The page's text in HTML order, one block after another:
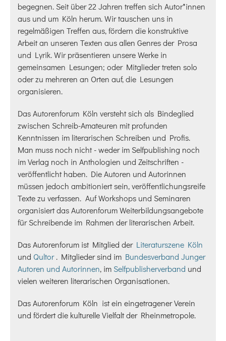
begegnen. Seit über 22 Jahren treffen sich Autor*innen
aus und um Köln herum. Wir tauschen uns in
regelmäßigen Treffen aus, fördern die konstruktive
Arbeit an unseren Texten aus allen Genres der Prosa
und Lyrik. Wir präsentieren unsere Werke in
gemeinsamen Lesungen; oder Mitglieder treten solo
oder zu mehreren an Orten auf, die Lesungen
organisieren.
Das Autorenforum Köln versteht sich als Bindeglied
zwischen Schreib-Amateuren mit profunden
Kenntnissen im literarischen Schreiben und Profis.
Man muss noch nicht - weder im Selfpublishing noch
im Verlag noch in Anthologien und Zeitschriften -
veröffentlicht haben. Die Autoren und Autorinnen
müssen jedoch ambitioniert sein, veröffentlichungsreife
Texte zu verfassen. Auf Workshops und Seminaren
organisiert das Autorenforum Weiterbildungsangebote
für Schreibende im Rahmen der literarischen Arbeit.
Das Autorenforum ist Mitglied der Literaturszene Köln
und Qultor. Mitglieder sind im Bundesverband Junger
Autoren und Autorinnen, im Selfpublisherverband und
vielen weiteren literarischen Organisationen.
Das Autorenforum Köln ist ein eingetragener Verein
und fördert die kulturelle Vielfalt der Rheinmetropole.